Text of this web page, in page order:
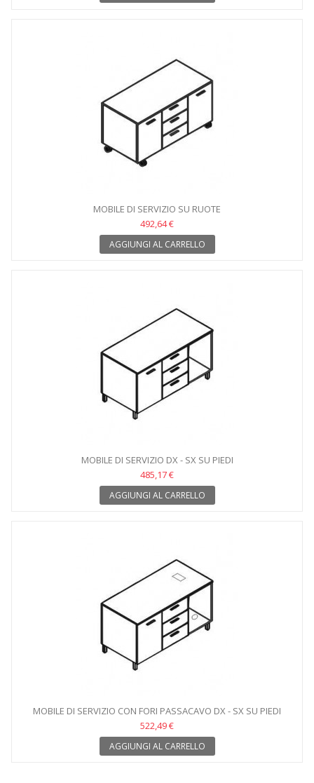
MOBILE DI SERVIZIO SU RUOTE
492,64 €
AGGIUNGI AL CARRELLO
MOBILE DI SERVIZIO DX - SX SU PIEDI
485,17 €
AGGIUNGI AL CARRELLO
MOBILE DI SERVIZIO CON FORI PASSACAVO DX - SX SU PIEDI
522,49 €
AGGIUNGI AL CARRELLO